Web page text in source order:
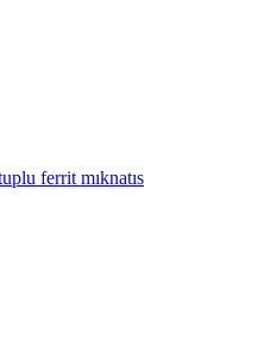
ferrit mıknatıs